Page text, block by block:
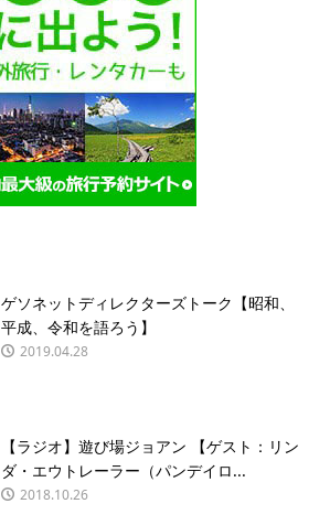
ゲソネットディレクターズトーク【昭和、
平成、令和を語ろう】
2019.04.28
【ラジオ】遊び場ジョアン 【ゲスト：リン
ダ・エウトレーラー（パンデイロ...
2018.10.26